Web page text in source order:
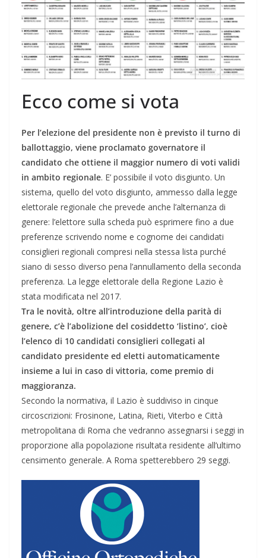
Ecco come si vota
Per l’elezione del presidente non è previsto il turno di
ballottaggio, viene proclamato governatore il
candidato che ottiene il maggior numero di voti validi
in ambito regionale. E’ possibile il voto disgiunto. Un
sistema, quello del voto disgiunto, ammesso dalla legge
elettorale regionale che prevede anche l’alternanza di
genere: l’elettore sulla scheda può esprimere fino a due
preferenze scrivendo nome e cognome dei candidati
consiglieri regionali compresi nella stessa lista purché
siano di sesso diverso pena l’annullamento della seconda
preferenza. La legge elettorale della Regione Lazio è
stata modificata nel 2017.
Tra le novità, oltre all’introduzione della parità di
genere, c’è l’abolizione del cosiddetto ‘listino’, cioè
l’elenco di 10 candidati consiglieri collegati al
candidato presidente ed eletti automaticamente
insieme a lui in caso di vittoria, come premio di
maggioranza.
Secondo la normativa, il Lazio è suddiviso in cinque
circoscrizioni: Frosinone, Latina, Rieti, Viterbo e Città
metropolitana di Roma che vedranno assegnarsi i seggi in
proporzione alla popolazione risultata residente all’ultimo
censimento generale. A Roma spetterebbero 29 seggi.